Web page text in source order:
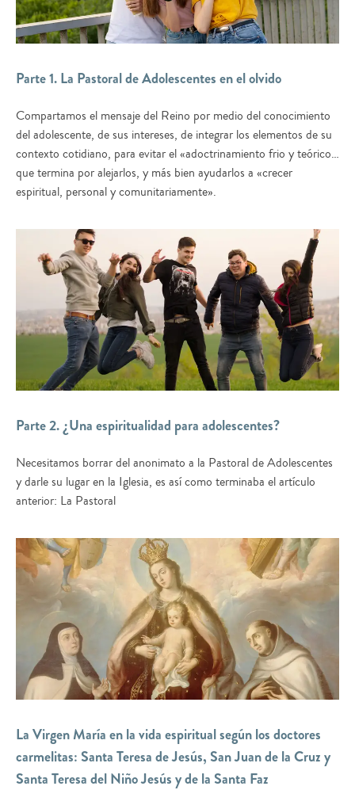
Parte 1. La Pastoral de Adolescentes en el olvido
Compartamos el mensaje del Reino por medio del conocimiento
del adolescente, de sus intereses, de integrar los elementos de su
contexto cotidiano, para evitar el «adoctrinamiento frio y teórico…
que termina por alejarlos, y más bien ayudarlos a «crecer
espiritual, personal y comunitariamente».
Parte 2. ¿Una espiritualidad para adolescentes?
Necesitamos borrar del anonimato a la Pastoral de Adolescentes
y darle su lugar en la Iglesia, es así como terminaba el artículo
anterior: La Pastoral
La Virgen María en la vida espiritual según los doctores
carmelitas: Santa Teresa de Jesús, San Juan de la Cruz y
Santa Teresa del Niño Jesús y de la Santa Faz